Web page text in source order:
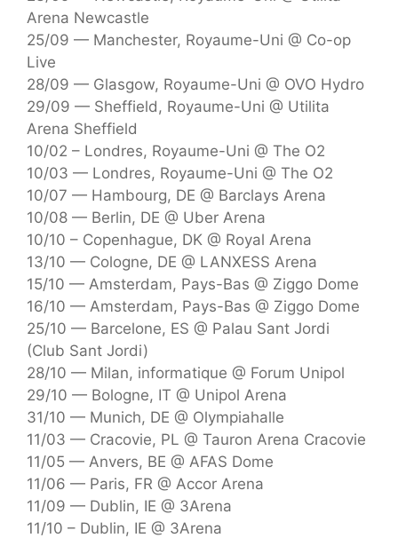
Arena Newcastle
25/09 — Manchester, Royaume-Uni @ Co-op
Live
28/09 — Glasgow, Royaume-Uni @ OVO Hydro
29/09 — Sheffield, Royaume-Uni @ Utilita
Arena Sheffield
10/02 – Londres, Royaume-Uni @ The O2
10/03 — Londres, Royaume-Uni @ The O2
10/07 — Hambourg, DE @ Barclays Arena
10/08 — Berlin, DE @ Uber Arena
10/10 – Copenhague, DK @ Royal Arena
13/10 — Cologne, DE @ LANXESS Arena
15/10 — Amsterdam, Pays-Bas @ Ziggo Dome
16/10 — Amsterdam, Pays-Bas @ Ziggo Dome
25/10 — Barcelone, ES @ Palau Sant Jordi
(Club Sant Jordi)
28/10 — Milan, informatique @ Forum Unipol
29/10 — Bologne, IT @ Unipol Arena
31/10 — Munich, DE @ Olympiahalle
11/03 — Cracovie, PL @ Tauron Arena Cracovie
11/05 — Anvers, BE @ AFAS Dome
11/06 — Paris, FR @ Accor Arena
11/09 — Dublin, IE @ 3Arena
11/10 – Dublin, IE @ 3Arena